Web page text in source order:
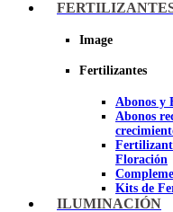
Image
Fertilizantes
Abonos y
Abonos
Floración
Kits de
ILUMINACIÓN